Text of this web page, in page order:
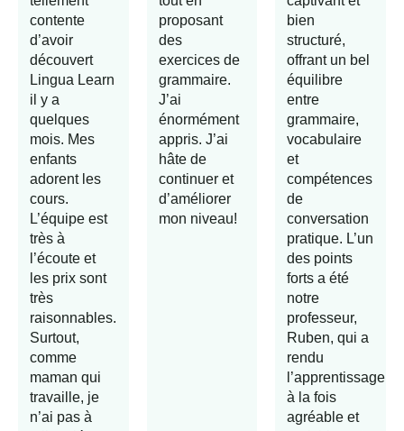
contente
d’avoir
découvert
Lingua Learn
il y a
quelques
mois. Mes
enfants
adorent les
cours.
L’équipe est
très à
l’écoute et
les prix sont
très
raisonnables.
Surtout,
comme
maman qui
travaille, je
n’ai pas à
proposant
des
exercices de
grammaire.
J’ai
énormément
appris. J’ai
hâte de
continuer et
d’améliorer
mon niveau!
bien
structuré,
offrant un bel
équilibre
entre
grammaire,
vocabulaire
et
compétences
de
conversation
pratique. L’un
des points
forts a été
notre
professeur,
Ruben, qui a
rendu
l’apprentissage
à la fois
agréable et